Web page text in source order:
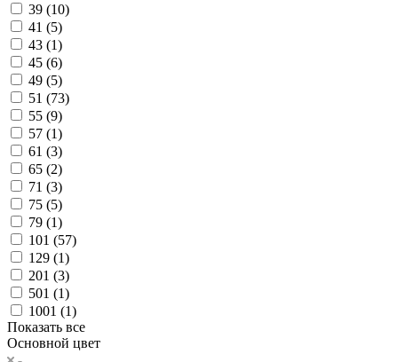
39 (10)
41 (5)
43 (1)
45 (6)
49 (5)
51 (73)
55 (9)
57 (1)
61 (3)
65 (2)
71 (3)
75 (5)
79 (1)
101 (57)
129 (1)
201 (3)
501 (1)
1001 (1)
Показать все
Основной цвет